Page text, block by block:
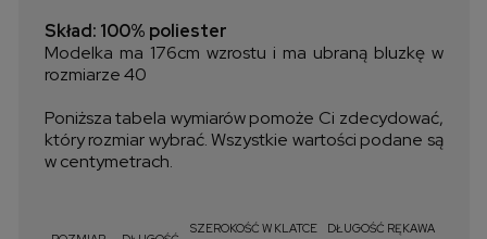
Skład: 100% poliester
Modelka ma 176cm wzrostu i ma ubraną bluzkę w
rozmiarze 40
Poniższa tabela wymiarów pomoże Ci zdecydować,
który rozmiar wybrać. Wszystkie wartości podane są
w centymetrach.
SZEROKOŚĆ W KLATCE DŁUGOŚĆ RĘKAWA